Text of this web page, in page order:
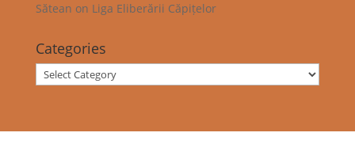
Sătean on Liga Eliberării Căpițelor
Categories
Categories